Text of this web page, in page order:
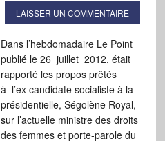
LAISSER UN COMMENTAIRE
Dans l’hebdomadaire Le Point
publié le 26 juillet 2012, était
rapporté les propos prêtés
à l’ex candidate socialiste à la
présidentielle, Ségolène Royal,
sur l’actuelle ministre des droits
des femmes et porte-parole du